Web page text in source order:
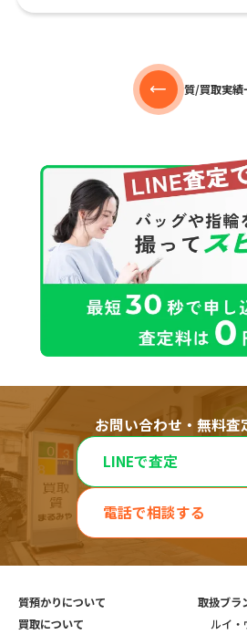
質/買取実績
お問い合わせ・無料査
LINEで査定
電話で相談する
質預かりについて
買取について
取扱ブラ
ルイ・